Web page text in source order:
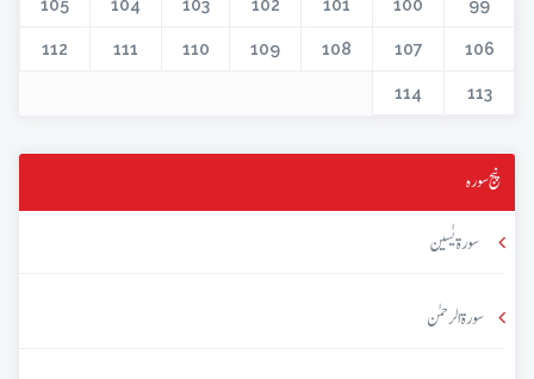
99
100
101
102
103
104
105
106
107
108
109
110
111
112
113
114
پنج سورہ
سورۃ یٰسین
سورۃ الرحمٰن